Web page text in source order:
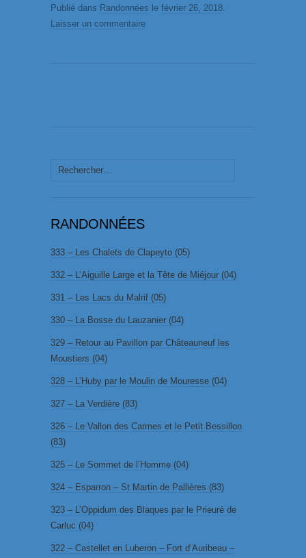
Publié dans Randonnées le février 26, 2018.
Laisser un commentaire
Rechercher :
RANDONNÉES
333 – Les Chalets de Clapeyto (05)
332 – L’Aiguille Large et la Tête de Miéjour (04)
331 – Les Lacs du Malrif (05)
330 – La Bosse du Lauzanier (04)
329 – Retour au Pavillon par Châteauneuf les
Moustiers (04)
328 – L’Huby par le Moulin de Mouresse (04)
327 – La Verdière (83)
326 – Le Vallon des Carmes et le Petit Bessillon
(83)
325 – Le Sommet de l’Homme (04)
324 – Esparron – St Martin de Pallières (83)
323 – L’Oppidum des Blaques par le Prieuré de
Carluc (04)
322 – Castellet en Luberon – Fort d’Auribeau –